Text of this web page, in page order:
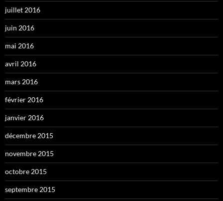
juillet 2016
juin 2016
mai 2016
avril 2016
mars 2016
février 2016
janvier 2016
décembre 2015
novembre 2015
octobre 2015
septembre 2015